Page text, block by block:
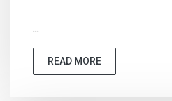
...
READ MORE